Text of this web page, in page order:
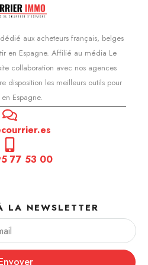
aux acheteurs français, belges
en Espagne. Affilié au média Le
collaboration avec nos agences
disposition les meilleurs outils pour
Espagne.
77 53 00
LA NEWSLETTER